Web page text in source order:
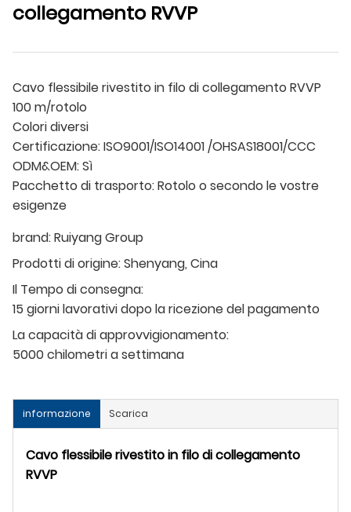
collegamento RVVP
Cavo flessibile rivestito in filo di collegamento RVVP
100 m/rotolo
Colori diversi
Certificazione: ISO9001/ISO14001 /OHSAS18001/CCC
ODM&OEM: Sì
Pacchetto di trasporto: Rotolo o secondo le vostre
esigenze
brand:Ruiyang Group
Prodotti di origine:Shenyang, Cina
Il Tempo di consegna:
15 giorni lavorativi dopo la ricezione del pagamento
La capacità di approvvigionamento:
5000 chilometri a settimana
informazione Scarica
Cavo flessibile rivestito in filo di collegamento
RVVP